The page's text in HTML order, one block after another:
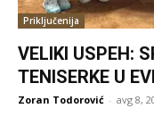
Priključenija
VELIKI USPEH:
TENISERKE U
Zoran Todorović - avg 8,